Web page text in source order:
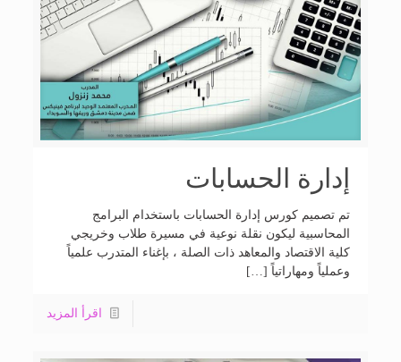
إدارة الحسابات
تم تصميم كورس إدارة الحسابات باستخدام البرامج
المحاسبية ليكون نقلة نوعية في مسيرة طلاب وخريجي
كلية الاقتصاد والمعاهد ذات الصلة ، بإغناء المتدرب علمياً
وعملياً ومهاراتياً […]
اقرأ المزيد